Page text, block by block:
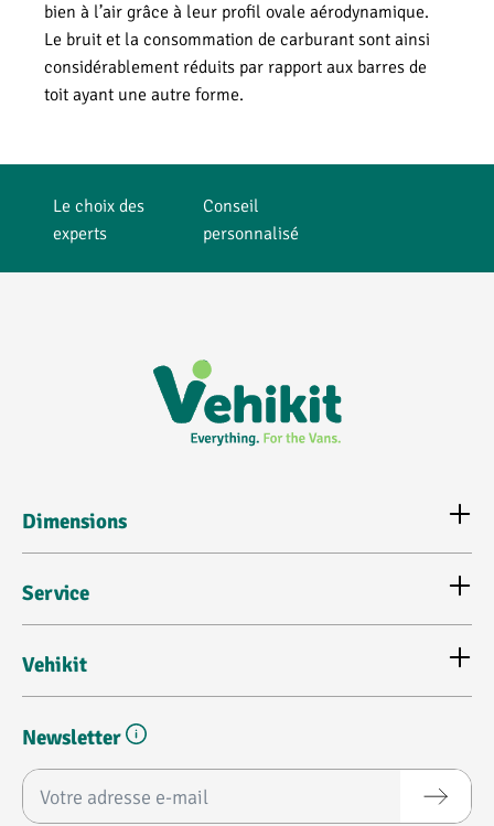
bien à l’air grâce à leur profil ovale aérodynamique.
Le bruit et la consommation de carburant sont ainsi
considérablement réduits par rapport aux barres de
toit ayant une autre forme.
Le choix des
experts
Conseil
personnalisé
Dimensions
Service
Vehikit
Newsletter
Adresse e-mail*